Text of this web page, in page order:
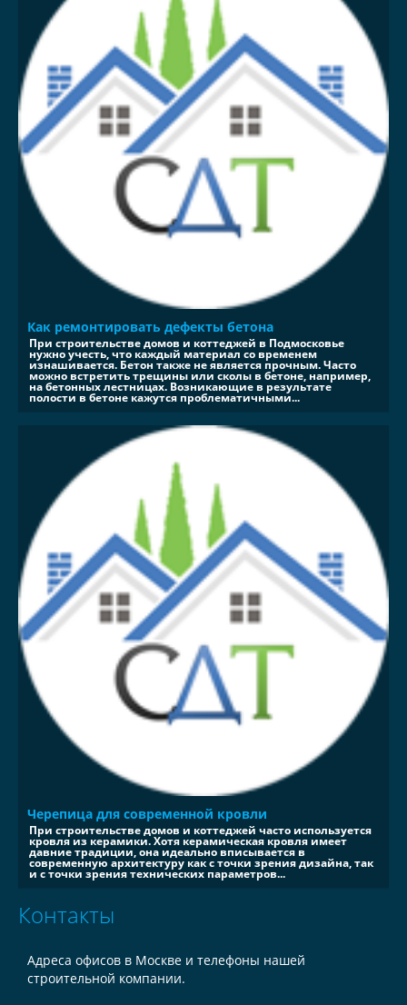
Как ремонтировать дефекты бетона
При строительстве домов и коттеджей в Подмосковье
нужно учесть, что каждый материал со временем
изнашивается. Бетон также не является прочным. Часто
можно встретить трещины или сколы в бетоне, например,
на бетонных лестницах. Возникающие в результате
полости в бетоне кажутся проблематичными...
Черепица для современной кровли
При строительстве домов и коттеджей часто используется
кровля из керамики. Хотя керамическая кровля имеет
давние традиции, она идеально вписывается в
современную архитектуру как с точки зрения дизайна, так
и с точки зрения технических параметров...
Контакты
Адреса офисов в Москве и телефоны нашей
строительной компании.